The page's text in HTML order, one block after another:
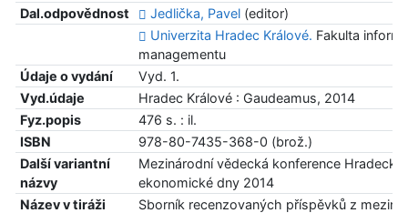
Dal.odpovědnost
Jedlička, Pavel(editor)
Univerzita Hradec Králové. Fakulta
managementu
Údaje o vydání
Vyd. 1.
Vyd.údaje
Hradec Králové : Gaudeamus, 2014
Fyz.popis
476 s. : il.
ISBN
978-80-7435-368-0 (brož.)
Další variantní
názvy
Mezinárodní vědecká konference Hradecké
ekonomické dny 2014
Název v tiráži
Sborník recenzovaných příspěvků z